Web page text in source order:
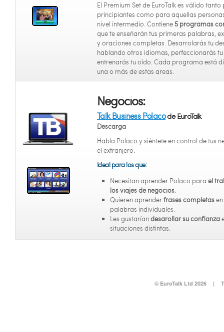
El Premium Set de EuroTalk es válido tanto
principiantes como para aquellas
nivel intermedio. Contiene5 programas
que te enseñarán tus primeras palabras,
y oraciones completas. Desarrolarás tu
hablando otros idiomas, perfeccionarás
entrenarás tu oído. Cada programa está
una o más de estas areas.
Negocios:
Talk Business Polacode EuroTalk
Descarga
Habla Polaco y siéntete en control de tus
el extranjero.
Ideal para los que:
Necesitan aprender Polaco para el
los viajes de negocios.
Quieren aprenderfrases completas
palabras individuales.
Les gustaríandesarollar su confianza
situaciones distintas.
© EuroTalk Ltd 2026 |